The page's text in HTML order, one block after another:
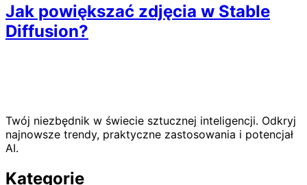
Jak powiększać zdjęcia w Stable
Diffusion?
Twój niezbędnik w świecie sztucznej inteligencji. Odkryj
najnowsze trendy, praktyczne zastosowania i potencjał
AI.
Kategorie